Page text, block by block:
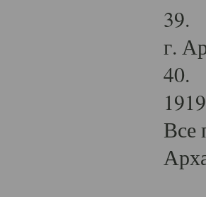
39.
г.
40.
Все